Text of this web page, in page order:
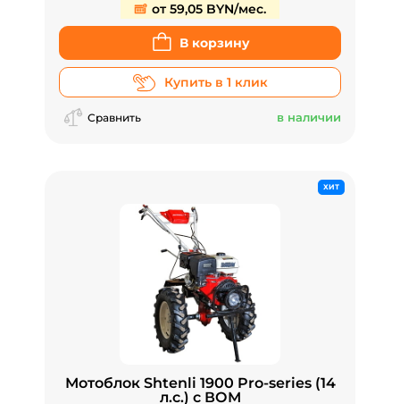
от 59,05 BYN/мес.
В корзину
Купить в 1 клик
Сравнить в наличии
ХИТ
Мотоблок Shtenli 1900 Pro-series (14
л.с.) с ВОМ